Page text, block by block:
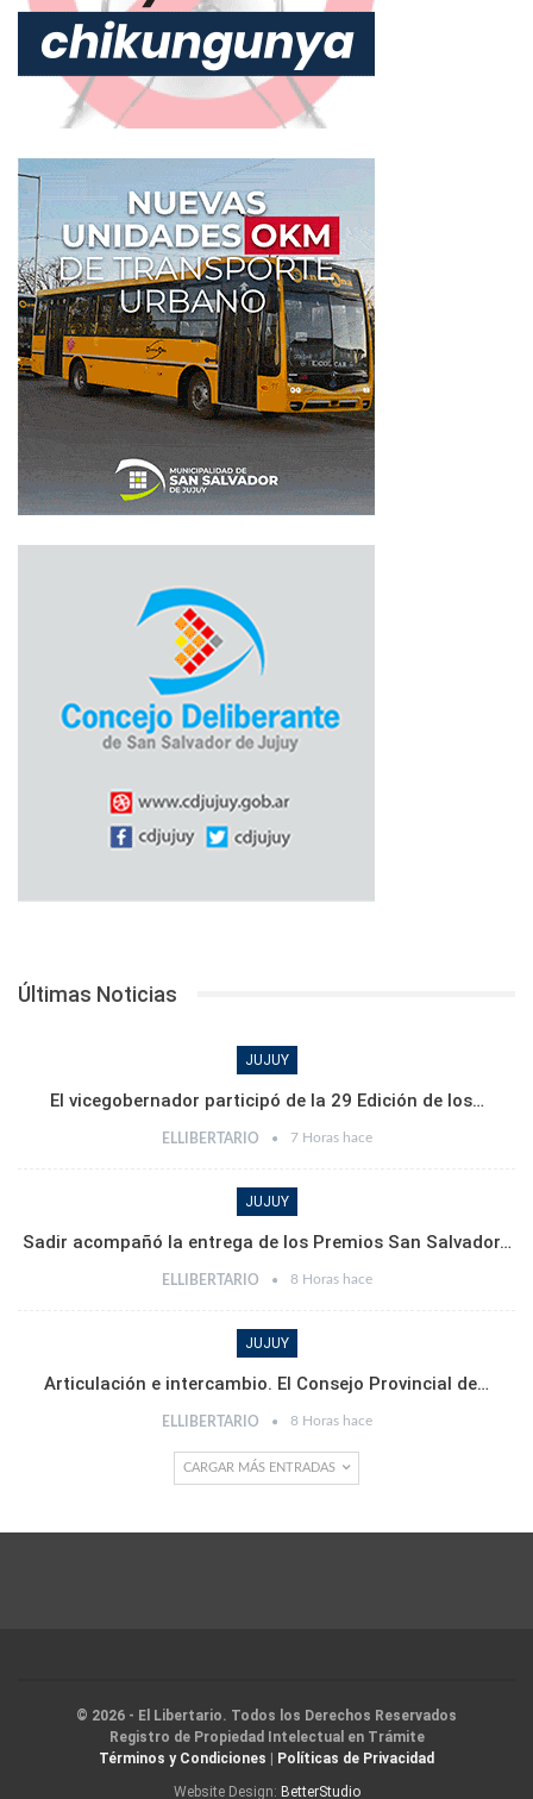
Últimas Noticias
JUJUY
El vicegobernador participó de la 29 Edición de los…
ELLIBERTARIO 7 Horas hace
JUJUY
Sadir acompañó la entrega de los Premios San Salvador…
ELLIBERTARIO 8 Horas hace
JUJUY
Articulación e intercambio. El Consejo Provincial de…
ELLIBERTARIO 8 Horas hace
CARGAR MÁS ENTRADAS
© 2026 - El Libertario. Todos los Derechos Reservados
Registro de Propiedad Intelectual en Trámite
Términos y Condiciones | Políticas de Privacidad
Website Design: BetterStudio